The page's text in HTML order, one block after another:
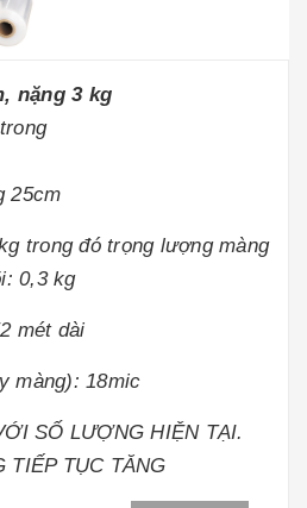
nặng 3 kg
25cm
trong đó trọng lượng màng
0,3 kg
mét dài
màng): 18mic
SỐ LƯỢNG HIỆN TẠI.
TIẾP TỤC TĂNG